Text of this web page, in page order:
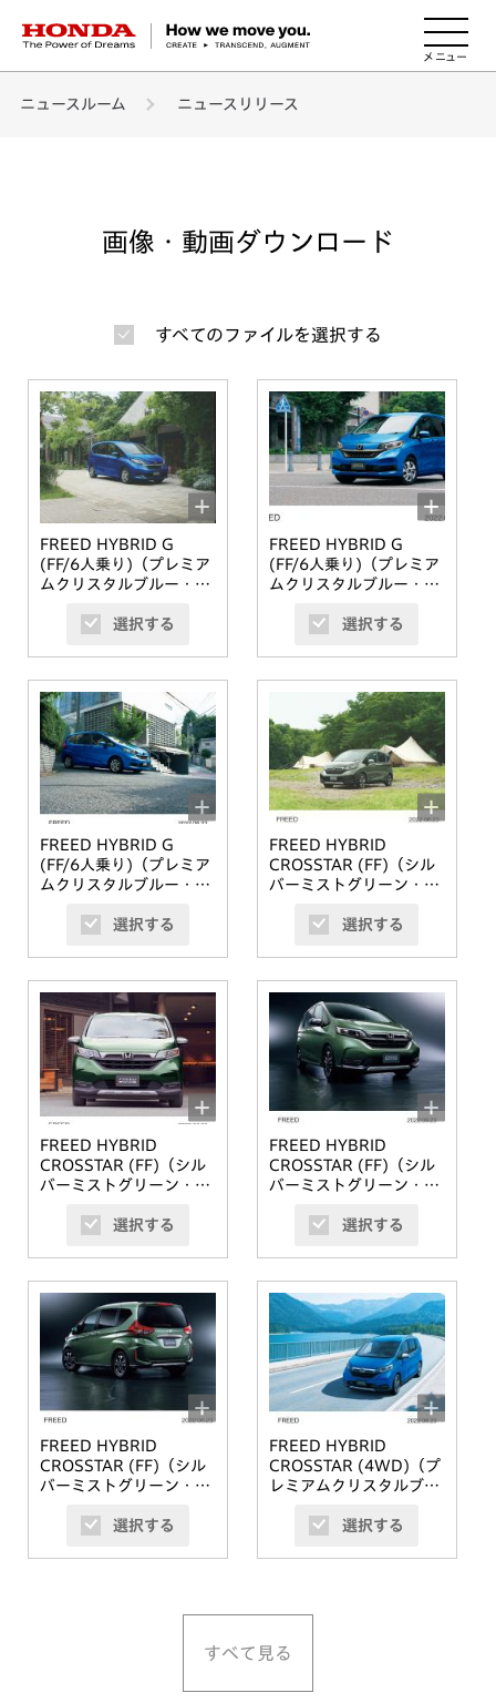
HONDA The Power of Dreams
ニュースルーム ニュースリリース
画像・動画ダウンロード
すべてのファイルを選択する
FREED HYBRID G
(FF/6人乗り)（プレミア
ムクリスタルブルー・メ
選択する
FREED HYBRID G
(FF/6人乗り)（プレミア
ムクリスタルブルー・メ
選択する
FREED HYBRID G
(FF/6人乗り)（プレミア
ムクリスタルブルー・メ
選択する
FREED HYBRID
CROSSTAR (FF)（シル
バーミストグリーン・メ
選択する
FREED HYBRID
CROSSTAR (FF)（シル
バーミストグリーン・メ
選択する
FREED HYBRID
CROSSTAR (FF)（シル
バーミストグリーン・メ
選択する
FREED HYBRID
CROSSTAR (FF)（シル
バーミストグリーン・メ
選択する
FREED HYBRID
CROSSTAR (4WD)（プ
レミアムクリスタルブル
選択する
すべて見る